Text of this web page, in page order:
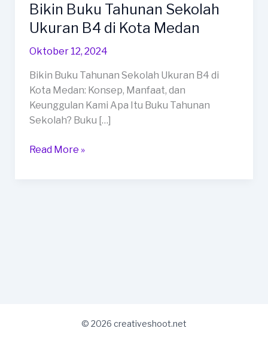
Bikin Buku Tahunan Sekolah
Ukuran B4 di Kota Medan
Oktober 12, 2024
Bikin Buku Tahunan Sekolah Ukuran B4 di
Kota Medan: Konsep, Manfaat, dan
Keunggulan Kami Apa Itu Buku Tahunan
Sekolah? Buku […]
Bikin
Buku
Tahunan
Sekolah
B4
di
Kota
Medan
Read More »
© 2026 creativeshoot.net